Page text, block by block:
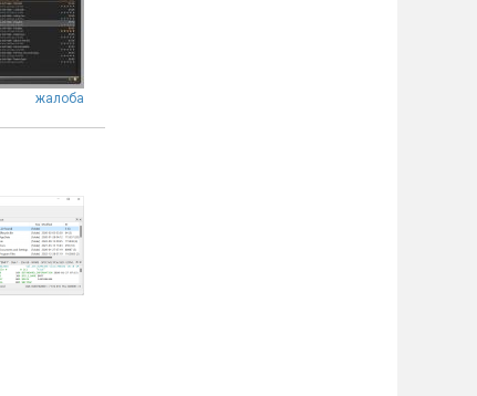
жалоба